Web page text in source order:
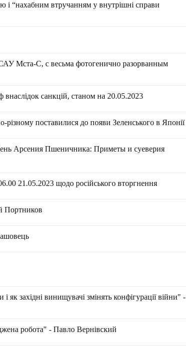
і “нахабним втручанням у внутрішні справи
Мста-С, с весьма фотогенично разорванным
санкцій, станом на 20.05.2023
різному поставилися до появи Зеленського в Японії
Арсения Пшеничника: Приметы и суеверия
21.05.2023 щодо російського вторгнення
Портников
як західні винищувачі змінять конфігурації війни" -
робота" - Павло Вернівский